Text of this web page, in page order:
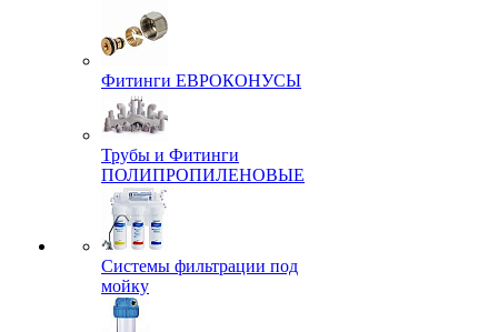
Фитинги ЕВРОКОНУСЫ
Трубы и Фитинги
ПОЛИПРОПИЛЕНОВЫЕ
Системы фильтрации под
мойку